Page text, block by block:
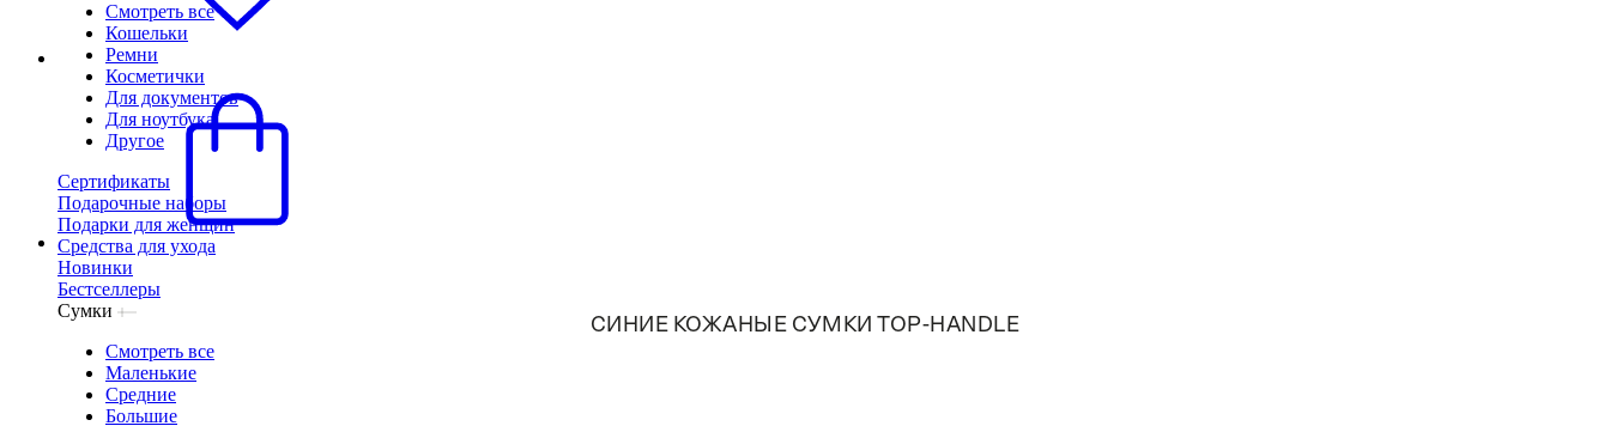
Смотреть все
Кошельки
Ремни
Косметички
Для документов
Для ноутбука
Другое
Сертификаты
Подарочные наборы
Подарки для женщин
Средства для ухода
Новинки
Бестселлеры
Сумки
Смотреть все
Маленькие
Средние
Большие
СИНИЕ КОЖАНЫЕ СУМКИ TOP-HANDLE